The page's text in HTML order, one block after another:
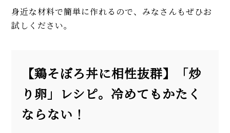
身近な材料で簡単に作れるので、みなさんもぜひお
試しください。
【鶏そぼろ丼に相性抜群】「炒
り卵」レシピ。冷めてもかたく
ならない！